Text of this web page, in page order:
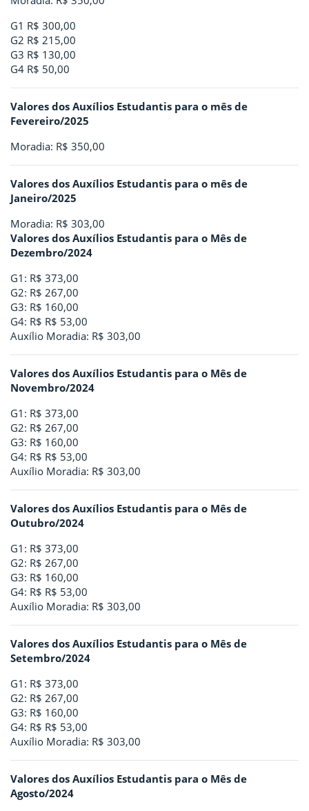
G1 R$ 300,00
G2 R$ 215,00
G3 R$ 130,00
G4 R$ 50,00
Valores dos Auxílios Estudantis para o mês de
Fevereiro/2025
Moradia: R$ 350,00
Valores dos Auxílios Estudantis para o mês de
Janeiro/2025
Moradia: R$ 303,00
Valores dos Auxílios Estudantis para o Mês de
Dezembro/2024
G1: R$ 373,00
G2: R$ 267,00
G3: R$ 160,00
G4: R$ R$ 53,00
Auxílio Moradia: R$ 303,00
Valores dos Auxílios Estudantis para o Mês de
Novembro/2024
G1: R$ 373,00
G2: R$ 267,00
G3: R$ 160,00
G4: R$ R$ 53,00
Auxílio Moradia: R$ 303,00
Valores dos Auxílios Estudantis para o Mês de
Outubro/2024
G1: R$ 373,00
G2: R$ 267,00
G3: R$ 160,00
G4: R$ R$ 53,00
Auxílio Moradia: R$ 303,00
Valores dos Auxílios Estudantis para o Mês de
Setembro/2024
G1: R$ 373,00
G2: R$ 267,00
G3: R$ 160,00
G4: R$ R$ 53,00
Auxílio Moradia: R$ 303,00
Valores dos Auxílios Estudantis para o Mês de
Agosto/2024